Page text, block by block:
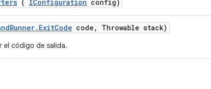
( IConfiguration config)
Runner. ExitCode code , Throwable stack)
el código de salida.